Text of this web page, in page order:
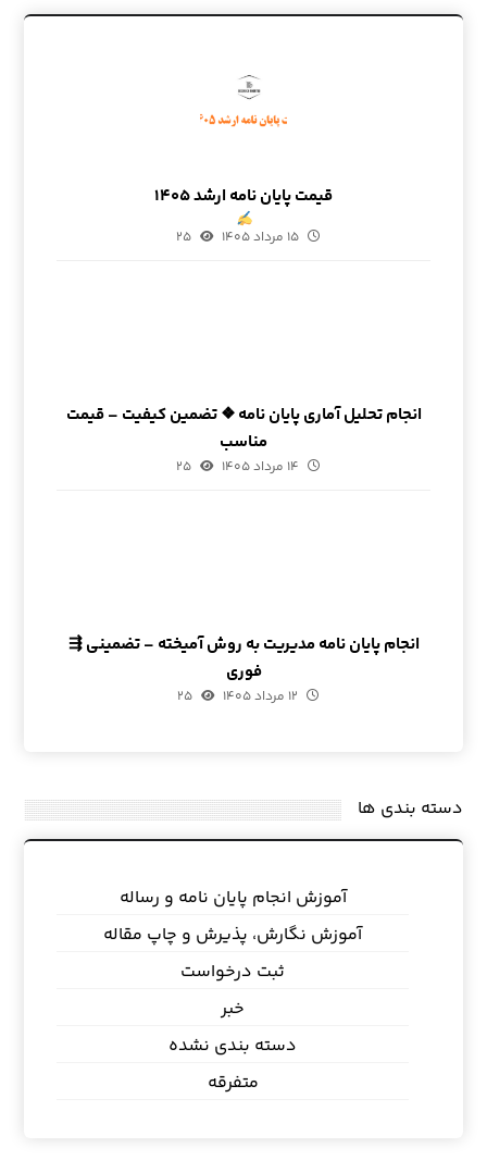
قیمت پایان نامه ارشد ۱۴۰۵
۱۵ مرداد ۱۴۰۵ ۲۵
انجام تحلیل آماری پایان نامه ❖ تضمین کیفیت – قیمت
مناسب
۱۴ مرداد ۱۴۰۵ ۲۵
انجام پایان نامه مدیریت به روش آمیخته – تضمینی ⇶
فوری
۱۲ مرداد ۱۴۰۵ ۲۵
دسته بندی ها
آموزش انجام پایان نامه و رساله
آموزش نگارش، پذیرش و چاپ مقاله
ثبت درخواست
خبر
دسته بندی نشده
متفرقه